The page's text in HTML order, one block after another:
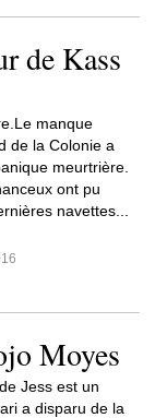
de Kass
manque
de la Colonie a
meurtrière.
ont pu
navettes...
Moyes
Jess est un
a disparu de la